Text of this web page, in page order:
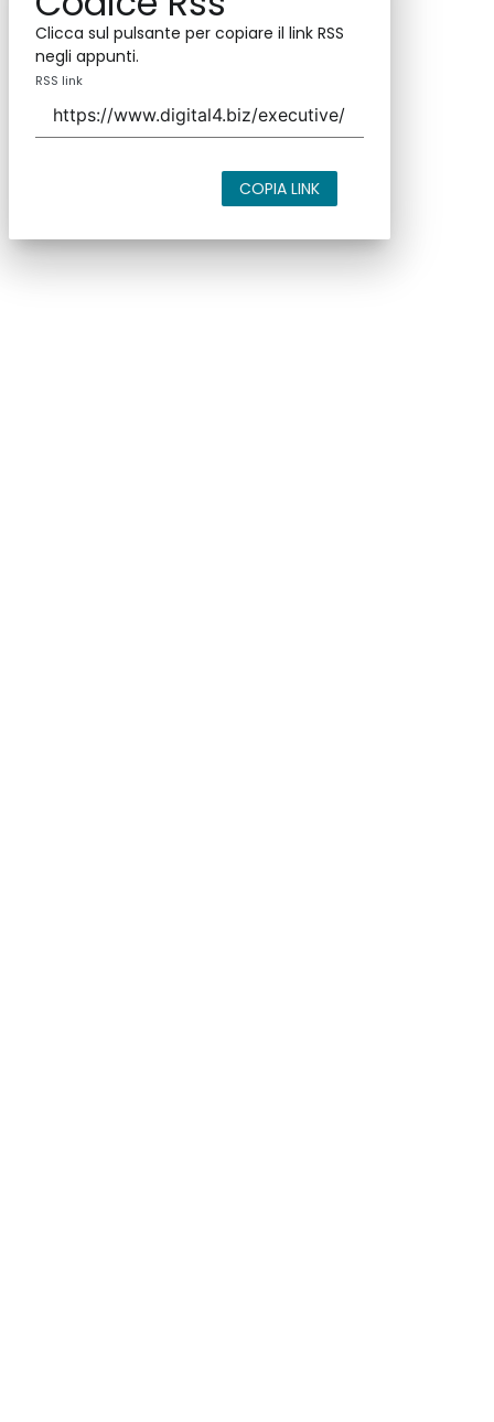
Clicca sul pulsante per copiare il link RSS
negli appunti.
RSS link
COPIA LINK